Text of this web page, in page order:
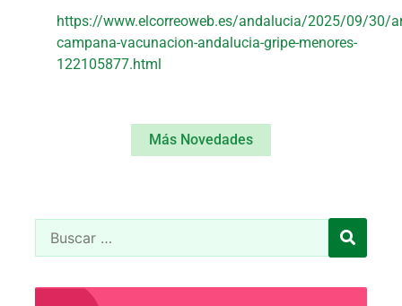
https://www.elcorreoweb.es/andalucia/2025/09/30/
campana-vacunacion-andalucia-gripe-menores-
122105877.html
Más Novedades